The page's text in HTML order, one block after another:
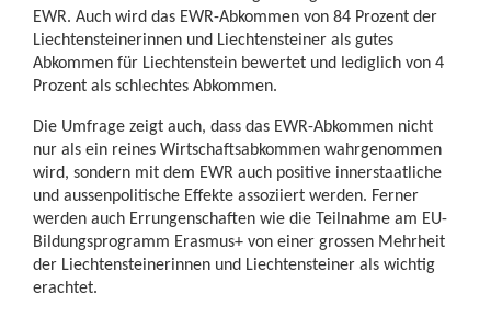
EWR. Auch wird das EWR-Abkommen von 84 Prozent der
Liechtensteinerinnen und Liechtensteiner als gutes
Abkommen für Liechtenstein bewertet und lediglich von 4
Prozent als schlechtes Abkommen.
Die Umfrage zeigt auch, dass das EWR-Abkommen nicht
nur als ein reines Wirtschaftsabkommen wahrgenommen
wird, sondern mit dem EWR auch positive innerstaatliche
und aussenpolitische Effekte assoziiert werden. Ferner
werden auch Errungenschaften wie die Teilnahme am EU-
Bildungsprogramm Erasmus+ von einer grossen Mehrheit
der Liechtensteinerinnen und Liechtensteiner als wichtig
erachtet.